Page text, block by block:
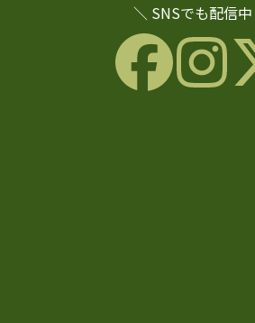
＼ SNSでも配信